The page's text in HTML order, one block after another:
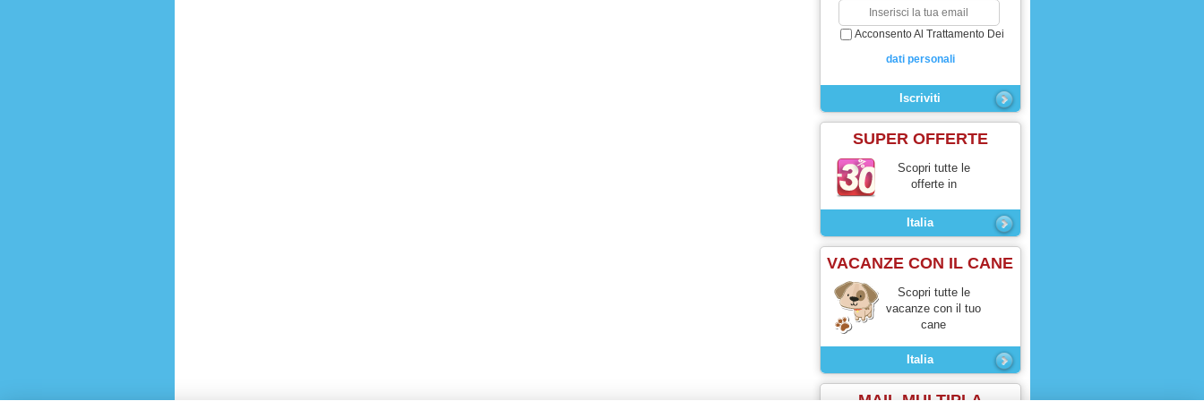
Acconsento Al Trattamento Dei
dati personali
SUPER OFFERTE
Scopri tutte le
offerte in
Italia
VACANZE CON IL CANE
Scopri tutte le
vacanze con il tuo
cane
Italia